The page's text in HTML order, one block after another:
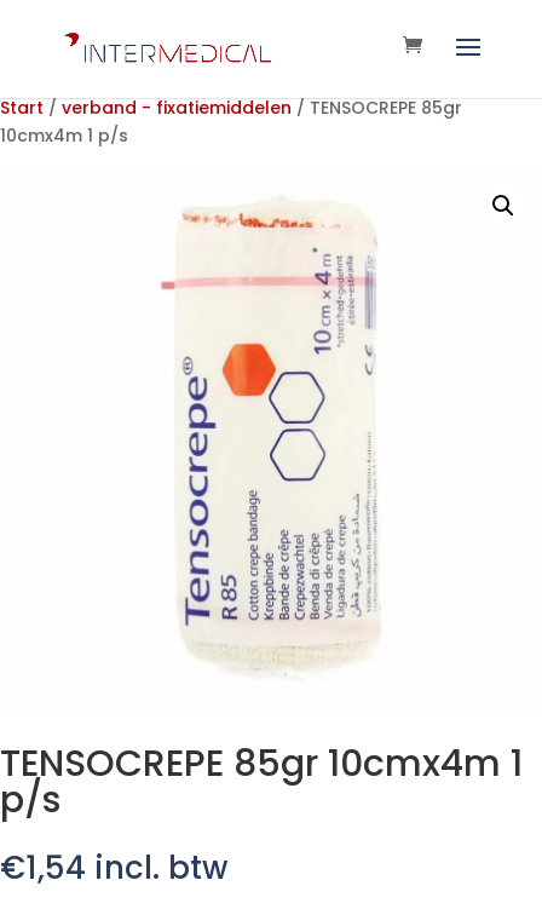
Start / verband - fixatiemiddelen / TENSOCREPE 85gr
10cmx4m 1 p/s
TENSOCREPE 85gr 10cmx4m 1
p/s
€1,54 incl. btw